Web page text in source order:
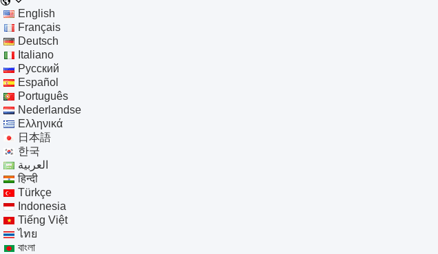
English
Français
Deutsch
Italiano
Русский
Español
Português
Nederlandse
Ελληνικά
日本語
한국
العربية
हिन्दी
Türkçe
Indonesia
Tiếng Việt
ไทย
বাংলা